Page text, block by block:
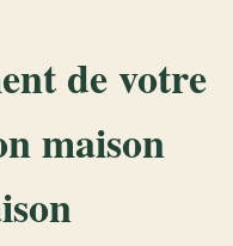
de votre
maison